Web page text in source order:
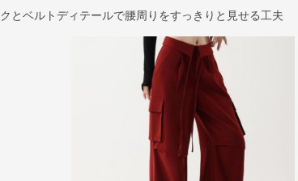
とベルトディテールで腰周りをすっきりと見せる工夫